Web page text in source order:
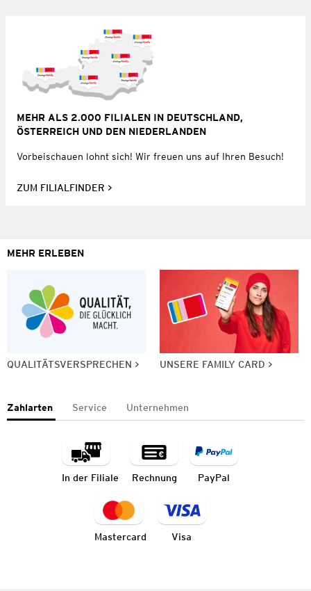
MEHR ALS 2.000 FILIALEN IN DEUTSCHLAND,
ÖSTERREICH UND DEN NIEDERLANDEN
Vorbeischauen lohnt sich! Wir freuen uns auf Ihren Besuch!
ZUM FILIALFINDER
MEHR ERLEBEN
QUALITÄTSVERSPRECHEN UNSERE FAMILY CARD
Zahlarten Service Unternehmen
In der Filiale Rechnung PayPal
Mastercard Visa